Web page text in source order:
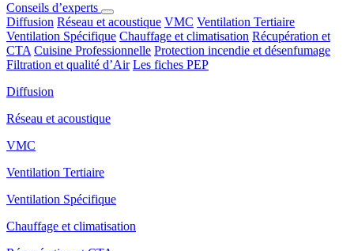
Conseils d’experts
Diffusion Réseau et acoustique VMC Ventilation Tertiaire
Ventilation Spécifique Chauffage et climatisation Récupération et
CTA Cuisine Professionnelle Protection incendie et désenfumage
Filtration et qualité d’Air Les fiches PEP
Diffusion
Réseau et acoustique
VMC
Ventilation Tertiaire
Ventilation Spécifique
Chauffage et climatisation